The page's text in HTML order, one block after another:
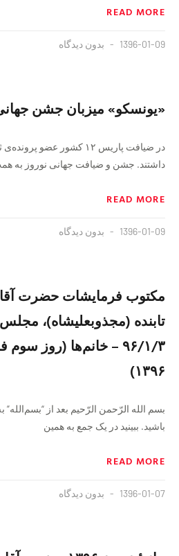
READ MORE
1396-01-09 بدون دیدگاه
«یونسکو» میزبان جشن
در ضیافت پاریس ۱۲ کشور
داشتند. جشن و ضیافت جهانی نوروز به
READ MORE
1396-01-09 بدون دیدگاه
مکتوب فرمایشات حضرت
تابنده (مجذوبعلیشاه)،
۹۶/۱/۳ – خانم‌ها (روز
۱۳۹۶)
بسم الله الرّحمن الرّحیم بعد از “بسم‌الله”
باشید. ببینید در یک جمع به همین
READ MORE
1396-01-07 بدون دیدگاه